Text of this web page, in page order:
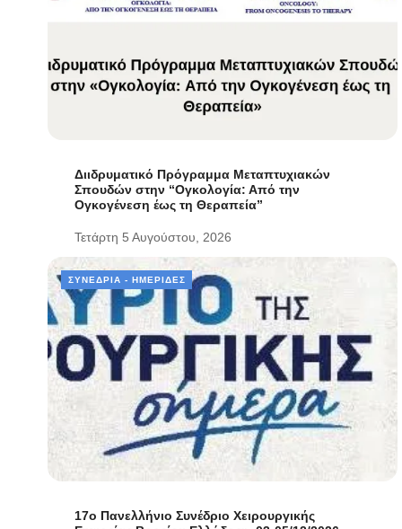
Διιδρυματικό Πρόγραμμα Μεταπτυχιακών
Σπουδών στην “Ογκολογία: Από την
Ογκογένεση έως τη Θεραπεία”
Τετάρτη 5 Αυγούστου, 2026
ΣΥΝΈΔΡΙΑ - ΗΜΕΡΊΔΕΣ
17ο Πανελλήνιο Συνέδριο Χειρουργικής